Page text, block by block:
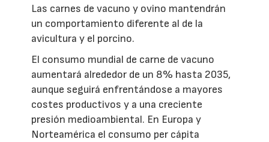
Las carnes de vacuno y ovino mantendrán
un comportamiento diferente al de la
avicultura y el porcino.
El consumo mundial de carne de vacuno
aumentará alrededor de un 8% hasta 2035,
aunque seguirá enfrentándose a mayores
costes productivos y a una creciente
presión medioambiental. En Europa y
Norteamérica el consumo per cápita